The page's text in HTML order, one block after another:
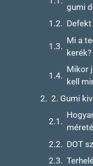
gumi
Mi a
kerék?
Mikor
kell
2. Gumi
DOT